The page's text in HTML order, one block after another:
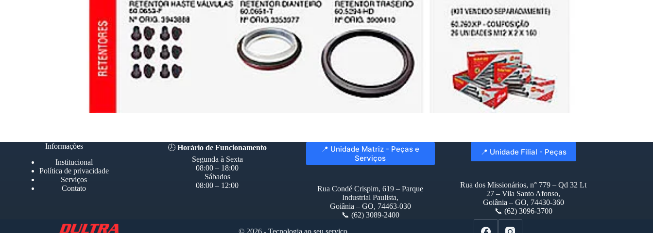
Informações
Institucional
Política de privacidade
Serviços
Contato
🕗Horário de Funcionamento
Segunda à Sexta
08:00 – 18:00
Sábados
08:00 – 12:00
📍 Unidade Matriz - Peças e
Serviços
Rua Condé Crispim, 619 – Parque
Industrial Paulista,
Goiânia – GO, 74463-030
📞 (62) 3089-2400
📍 Unidade Filial - Peças
Rua dos Missionários, n° 779 – Qd 32 Lt
27 – Vila Santo Afonso,
Goiânia – GO, 74430-360
📞 (62) 3096-3700
© 2026 - Tecnologia ao seu serviço.